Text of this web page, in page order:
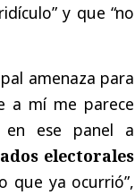
y que “no
amenaza para
a mí me parece
en ese panel a
electorales
que ya ocurrió”,